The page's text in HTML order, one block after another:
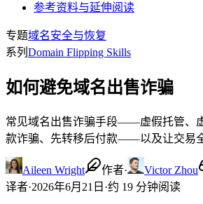
参考资料与延伸阅读
专题域名安全与恢复
系列 Domain Flipping Skills
如何避免域名出售诈骗
常见域名出售诈骗手段——虚假托管、
款诈骗、先转移后付款——以及让交易
Aileen Wright 作者· Victor Zhou
译者·2026年6月21日 ·约 19 分钟阅读